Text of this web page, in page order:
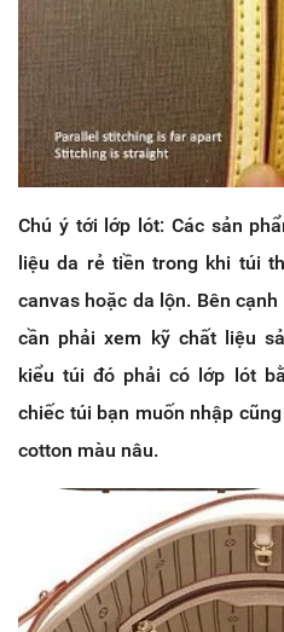
Chú ý tới lớp lót: Các sản
liệu da rẻ tiền trong khi túi
canvas hoặc da lộn. Bên
cần phải xem kỹ chất liệu
kiểu túi đó phải có lớp lót
chiếc túi bạn muốn nhập
cotton màu nâu.